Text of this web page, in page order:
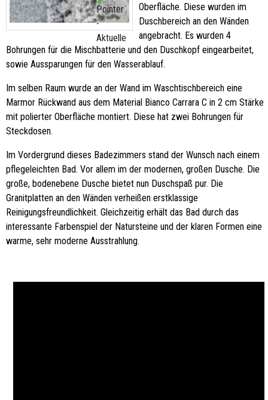
Oberfläche. Diese wurden im
Duschbereich an den Wänden
angebracht. Es wurden 4
Bohrungen für die Mischbatterie und den Duschkopf eingearbeitet,
sowie Aussparungen für den Wasserablauf.
Im selben Raum wurde an der Wand im Waschtischbereich eine
Marmor Rückwand aus dem Material Bianco Carrara C in 2 cm Stärke
mit polierter Oberfläche montiert. Diese hat zwei Bohrungen für
Steckdosen.
Im Vordergrund dieses Badezimmers stand der Wunsch nach einem
pflegeleichten Bad. Vor allem im der modernen, großen Dusche. Die
große, bodenebene Dusche bietet nun Duschspaß pur. Die
Granitplatten an den Wänden verheißen erstklassige
Reinigungsfreundlichkeit. Gleichzeitig erhält das Bad durch das
interessante Farbenspiel der Natursteine und der klaren Formen eine
warme, sehr moderne Ausstrahlung.